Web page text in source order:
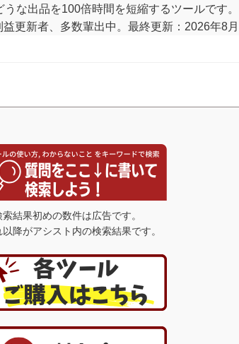
な出品を100倍時間を短縮するツールです。
更新者、多数輩出中。最終更新： 2026年8月
結果初めの数件は広告です。
以降がアシスト内の検索結果です。